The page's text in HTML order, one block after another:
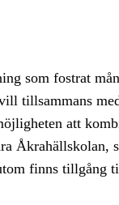
som fostrat
tillsammans
att
Åkrahällskolan,
finns tillgång